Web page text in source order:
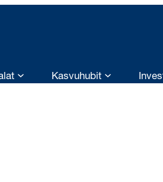
Kasvuhubit